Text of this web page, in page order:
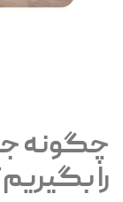
چگونه
را